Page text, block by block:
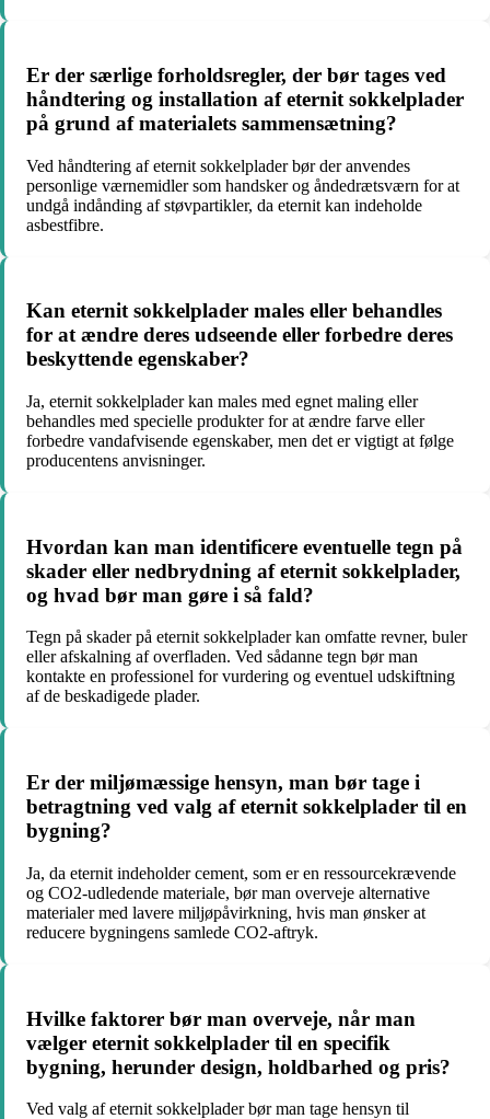
Er der særlige forholdsregler, der bør tages ved
håndtering og installation af eternit sokkelplader
på grund af materialets sammensætning?
Ved håndtering af eternit sokkelplader bør der anvendes
personlige værnemidler som handsker og åndedrætsværn for at
undgå indånding af støvpartikler, da eternit kan indeholde
asbestfibre.
Kan eternit sokkelplader males eller behandles
for at ændre deres udseende eller forbedre deres
beskyttende egenskaber?
Ja, eternit sokkelplader kan males med egnet maling eller
behandles med specielle produkter for at ændre farve eller
forbedre vandafvisende egenskaber, men det er vigtigt at følge
producentens anvisninger.
Hvordan kan man identificere eventuelle tegn på
skader eller nedbrydning af eternit sokkelplader,
og hvad bør man gøre i så fald?
Tegn på skader på eternit sokkelplader kan omfatte revner, buler
eller afskalning af overfladen. Ved sådanne tegn bør man
kontakte en professionel for vurdering og eventuel udskiftning
af de beskadigede plader.
Er der miljømæssige hensyn, man bør tage i
betragtning ved valg af eternit sokkelplader til en
bygning?
Ja, da eternit indeholder cement, som er en ressourcekrævende
og CO2-udledende materiale, bør man overveje alternative
materialer med lavere miljøpåvirkning, hvis man ønsker at
reducere bygningens samlede CO2-aftryk.
Hvilke faktorer bør man overveje, når man
vælger eternit sokkelplader til en specifik
bygning, herunder design, holdbarhed og pris?
Ved valg af eternit sokkelplader bør man tage hensyn til